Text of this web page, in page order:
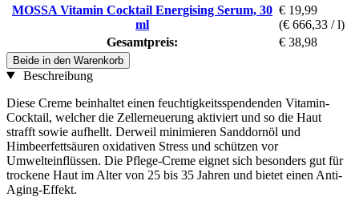
MOSSA Vitamin Cocktail Energising Serum, 30
ml
€ 19,99
(€ 666,33 / l)
Gesamtpreis:
€ 38,98
Beide in den Warenkorb
Beschreibung
Diese Creme beinhaltet einen feuchtigkeitsspendenden Vitamin-
Cocktail, welcher die Zellerneuerung aktiviert und so die Haut
strafft sowie aufhellt. Derweil minimieren Sanddornöl und
Himbeerfettsäuren oxidativen Stress und schützen vor
Umwelteinflüssen. Die Pflege-Creme eignet sich besonders gut für
trockene Haut im Alter von 25 bis 35 Jahren und bietet einen Anti-
Aging-Effekt.